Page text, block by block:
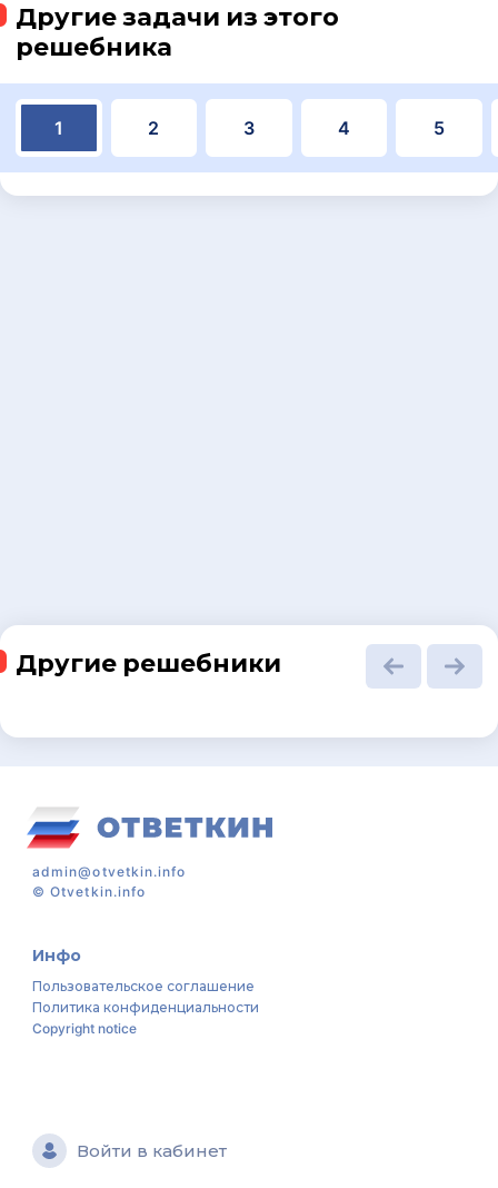
Другие задачи из этого
решебника
1 2 3 4 5
Другие решебники
admin@otvetkin.info
©Otvetkin.info
Инфо
Пользовательское соглашение
Политика конфиденциальности
Copyright notice
Войти в кабинет